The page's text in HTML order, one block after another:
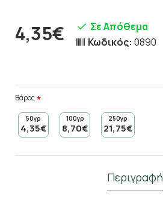
4,35€
Σε Απόθεμα
Κωδικός: 0890
Βάρος
50γρ
4,35€
100γρ
8,70€
250γρ
21,75€
Περιγραφή